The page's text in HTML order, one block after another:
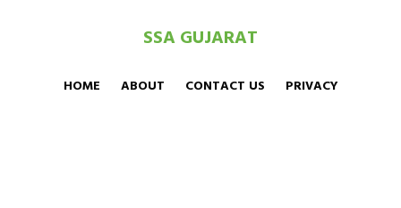
SSA GUJARAT
HOME ABOUT CONTACT US PRIVACY